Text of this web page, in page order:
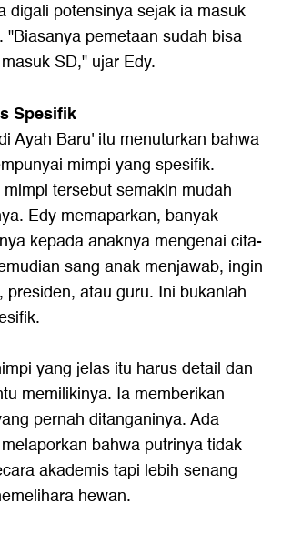
digali potensinya sejak ia masuk
"Biasanya pemetaan sudah bisa
SD," ujar Edy.
Spesifik
Ayah Baru' itu menuturkan bahwa
mimpi yang spesifik.
tersebut semakin mudah
Edy memaparkan, banyak
kepada anaknya mengenai cita-
sang anak menjawab, ingin
presiden, atau guru. Ini bukanlah
yang jelas itu harus detail dan
memilikinya. Ia memberikan
pernah ditanganinya. Ada
bahwa putrinya tidak
akademis tapi lebih senang
hewan.